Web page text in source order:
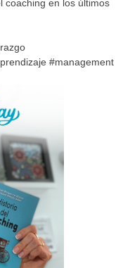
coaching en los últimos
#management